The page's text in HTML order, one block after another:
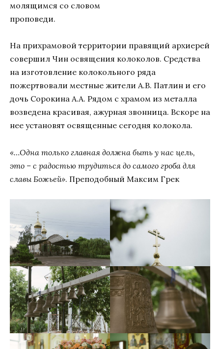
молящимся со словом
проповеди.
На прихрамовой территории правящий архиерей
совершил Чин освящения колоколов. Средства
на изготовление колокольного ряда
пожертвовали местные жители А.В. Патлин и его
дочь Сорокина А.А. Рядом с храмом из металла
возведена красивая, ажурная звонница. Вскоре на
нее установят освященные сегодня колокола.
«…Одна только главная должна быть у нас цель,
это – с радостью трудиться до самого гроба для
славы Божьей». Преподобный Максим Грек